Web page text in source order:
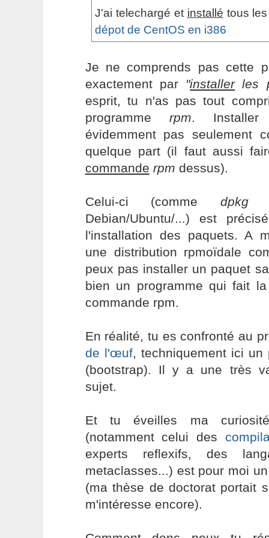
J'ai telechargé et installé tous
dépot de CentOS en i386
Je ne comprends pas cette
exactement par "installerles
esprit, tu n'as pas tout
programme rpm.
évidemment pas seulement
quelque part (il faut aussi
commande rpm dessus).
Celui-ci (comme dpkg
Debian/Ubuntu/...) est
l'installation des paquets. A
une distribution rpmoïdale
peux pas installer un paquet
bien un programme qui fait
commande rpm.
En réalité, tu es confronté au
de l'œuf, techniquement ici un
(bootstrap). Il y a une très
sujet.
Et tu éveilles ma
(notamment celui des
experts reflexifs, des
metaclasses...) est pour moi
(ma thèse de doctorat portait
m'intéresse encore).